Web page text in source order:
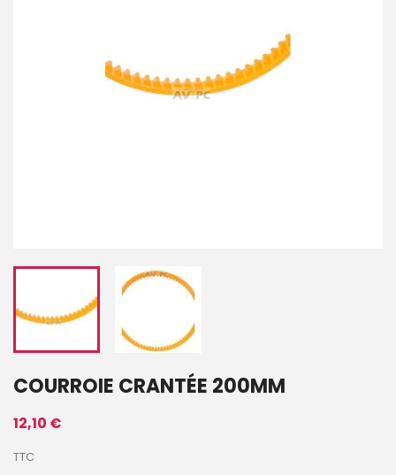
COURROIE CRANTÉE 200MM
12,10 €
TTC